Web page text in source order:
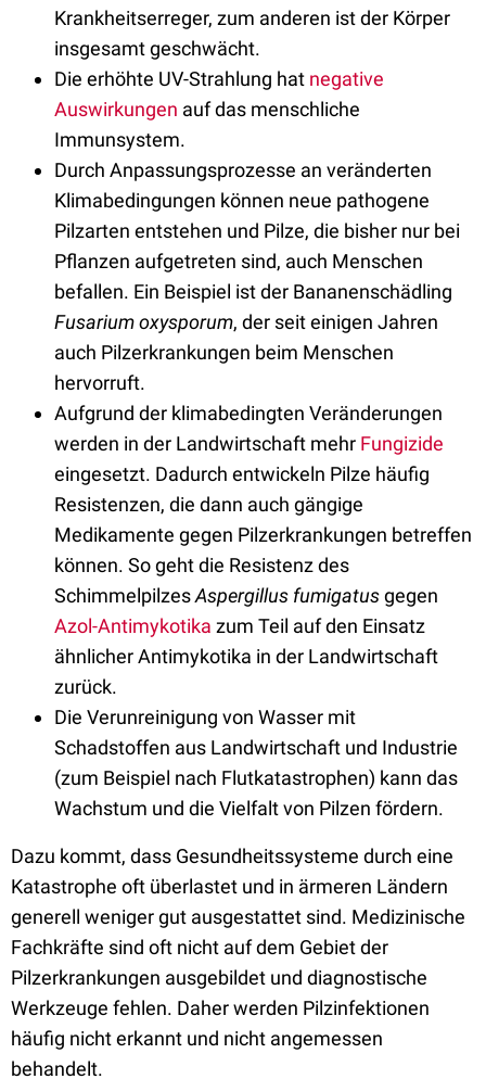
Krankheitserreger, zum anderen ist der Körper
insgesamt geschwächt.
Die erhöhte UV-Strahlung hat negative
Auswirkungen auf das menschliche
Immunsystem.
Durch Anpassungsprozesse an veränderten
Klimabedingungen können neue pathogene
Pilzarten entstehen und Pilze, die bisher nur bei
Pflanzen aufgetreten sind, auch Menschen
befallen. Ein Beispiel ist der Bananenschädling
Fusarium oxysporum, der seit einigen Jahren
auch Pilzerkrankungen beim Menschen
hervorruft.
Aufgrund der klimabedingten Veränderungen
werden in der Landwirtschaft mehr Fungizide
eingesetzt. Dadurch entwickeln Pilze häufig
Resistenzen, die dann auch gängige
Medikamente gegen Pilzerkrankungen betreffen
können. So geht die Resistenz des
SchimmelpilzesAspergillus fumigatusgegen
Azol-Antimykotika zum Teil auf den Einsatz
ähnlicher Antimykotika in der Landwirtschaft
zurück.
Die Verunreinigung von Wasser mit
Schadstoffen aus Landwirtschaft und Industrie
(zum Beispiel nach Flutkatastrophen) kann das
Wachstum und die Vielfalt von Pilzen fördern.
Dazu kommt, dass Gesundheitssysteme durch eine
Katastrophe oft überlastet und in ärmeren Ländern
generell weniger gut ausgestattet sind. Medizinische
Fachkräfte sind oft nicht auf dem Gebiet der
Pilzerkrankungen ausgebildet und diagnostische
Werkzeuge fehlen. Daher werden Pilzinfektionen
häufig nicht erkannt und nicht angemessen
behandelt.